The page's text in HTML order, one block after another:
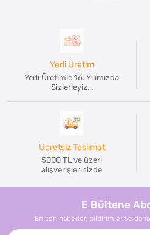
Yerli Üretim
Yerli Üretimle 16. Yılımızda
Sizlerleyiz...
Ücretsiz Teslimat
5000 TL ve üzeri
alışverişlerinizde
E Bültene
En son haberler, bildirimler ve